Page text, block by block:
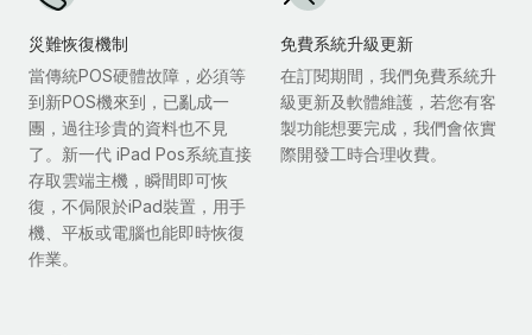
災難恢復機制
當傳統POS硬體故障，必須等
到新POS機來到，已亂成一
團，過往珍貴的資料也不見
了。新一代 iPad Pos系統直接
存取雲端主機，瞬間即可恢
復，不侷限於iPad裝置，用手
機、平板或電腦也能即時恢復
作業。
免費系統升級更新
在訂閱期間，我們免費系統升
級更新及軟體維護，若您有客
製功能想要完成，我們會依實
際開發工時合理收費。